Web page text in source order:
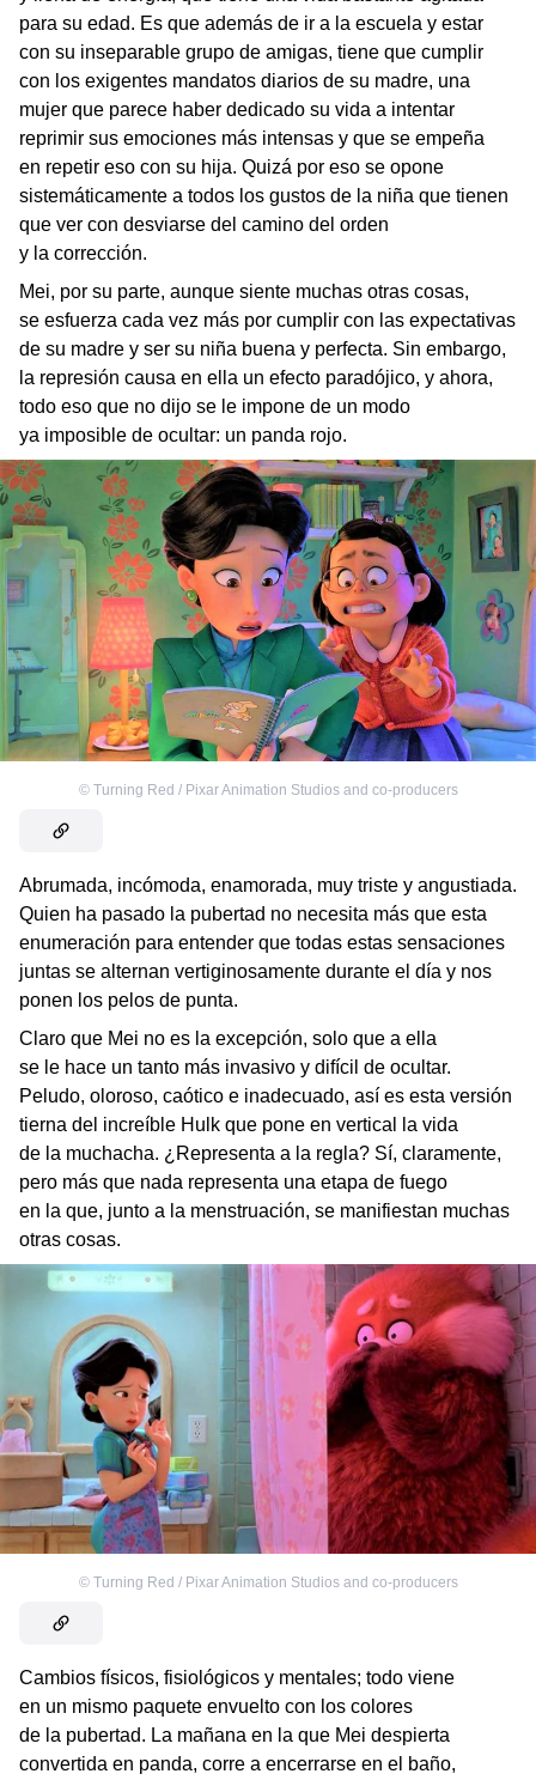
para su edad. Es que además de ir a la escuela y estar
con su inseparable grupo de amigas, tiene que cumplir
con los exigentes mandatos diarios de su madre, una
mujer que parece haber dedicado su vida a intentar
reprimir sus emociones más intensas y que se empeña
en repetir eso con su hija. Quizá por eso se opone
sistemáticamente a todos los gustos de la niña que tienen
que ver con desviarse del camino del orden
y la corrección.
Mei, por su parte, aunque siente muchas otras cosas,
se esfuerza cada vez más por cumplir con las expectativas
de su madre y ser su niña buena y perfecta. Sin embargo,
la represión causa en ella un efecto paradójico, y ahora,
todo eso que no dijo se le impone de un modo
ya imposible de ocultar: un panda rojo.
© Turning Red / Pixar Animation Studios and co-producers
Abrumada, incómoda, enamorada, muy triste y angustiada.
Quien ha pasado la pubertad no necesita más que esta
enumeración para entender que todas estas sensaciones
juntas se alternan vertiginosamente durante el día y nos
ponen los pelos de punta.
Claro que Mei no es la excepción, solo que a ella
se le hace un tanto más invasivo y difícil de ocultar.
Peludo, oloroso, caótico e inadecuado, así es esta versión
tierna del increíble Hulk que pone en vertical la vida
de la muchacha. ¿Representa a la regla? Sí, claramente,
pero más que nada representa una etapa de fuego
en la que, junto a la menstruación, se manifiestan muchas
otras cosas.
© Turning Red / Pixar Animation Studios and co-producers
Cambios físicos, fisiológicos y mentales; todo viene
en un mismo paquete envuelto con los colores
de la pubertad. La mañana en la que Mei despierta
convertida en panda, corre a encerrarse en el baño,